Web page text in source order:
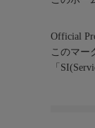
Official
このマー
「